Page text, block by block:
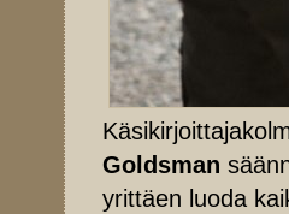
Goldsman
yrittäen luoda